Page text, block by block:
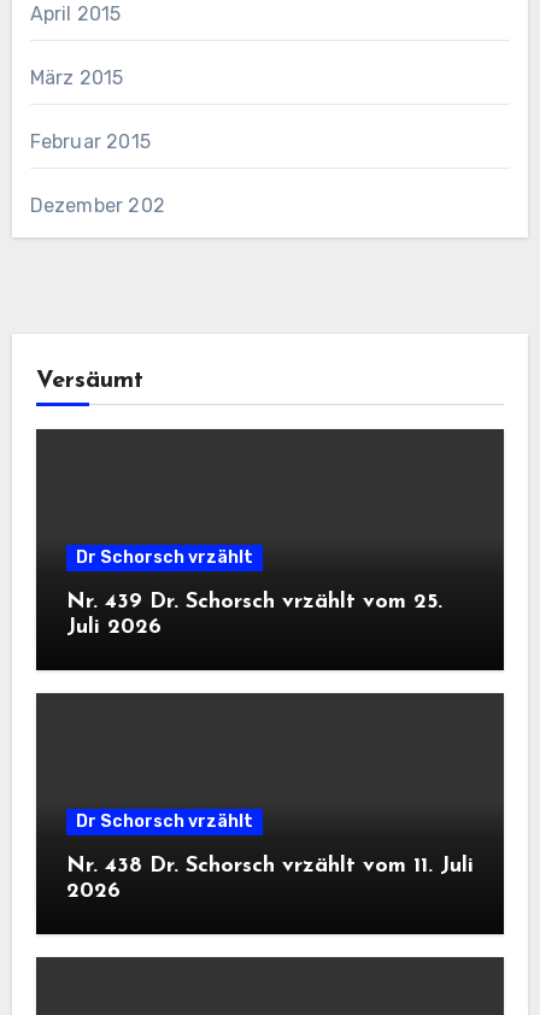
April 2015
März 2015
Februar 2015
Dezember 202
Versäumt
Dr Schorsch vrzählt
Nr. 439 Dr. Schorsch vrzählt vom 25.
Juli 2026
Dr Schorsch vrzählt
Nr. 438 Dr. Schorsch vrzählt vom 11. Juli
2026